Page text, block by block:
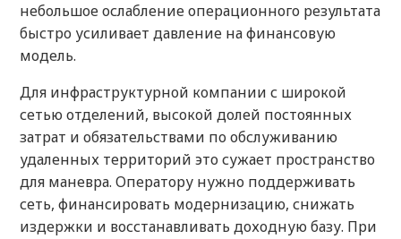
небольшое ослабление операционного результата
быстро усиливает давление на финансовую
модель.
Для инфраструктурной компании с широкой
сетью отделений, высокой долей постоянных
затрат и обязательствами по обслуживанию
удаленных территорий это сужает пространство
для маневра. Оператору нужно поддерживать
сеть, финансировать модернизацию, снижать
издержки и восстанавливать доходную базу. При